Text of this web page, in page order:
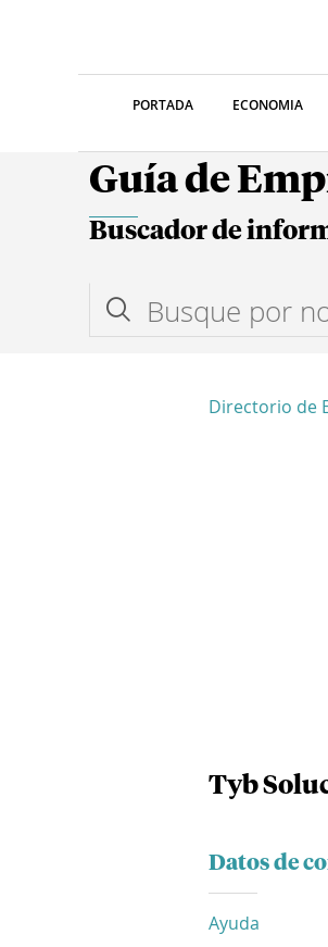
PORTADA ECONOMIA
Guía de
Buscador de
Directorio de
Tyb
Datos de
Ayuda